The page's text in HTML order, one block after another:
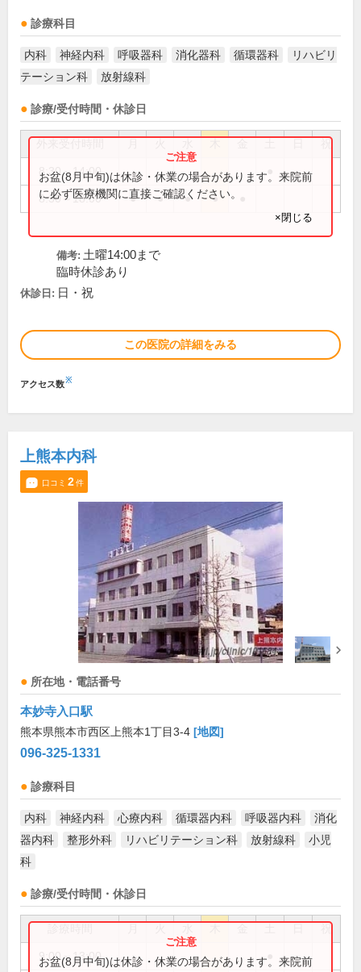
診療科目
内科 神経内科 呼吸器科 消化器科 循環器科
リハビリ
テーション科
放射線科
診療/受付時間・休診日
祝
8:30～14:00
8:30～18:00 ● ● ● ●
お盆(8月中旬)は休診・休業の場合があります。来院前
に必ず医療機関に直接ご確認ください。
×閉じる
備考: 土曜14:00まで
臨時休診あり
休診日: 日・祝
この医院の詳細をみる
アクセス数※
上熊本内科
口コミ 2件
所在地・電話番号
本妙寺入口駅
熊本県熊本市西区上熊本1丁目3-4 [地図]
096-325-1331
診療科目
内科 神経内科 心療内科 循環器内科 呼吸器内科
消化
器内科
整形外科 リハビリテーション科 放射線科
小児
科
診療/受付時間・休診日
祝
9:00～13:00
お盆(8月中旬)は休診・休業の場合があります。来院前